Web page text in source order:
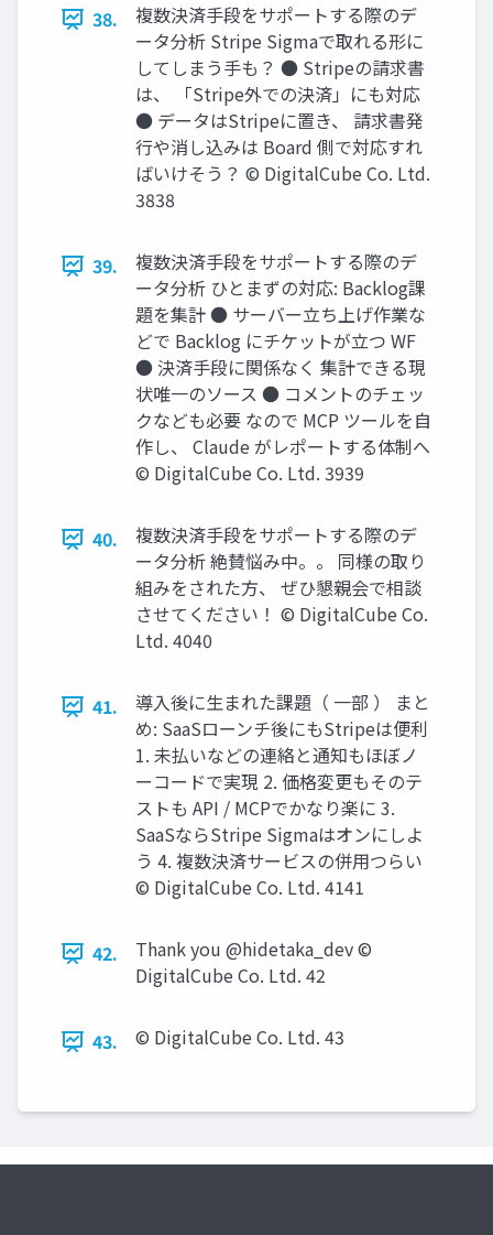
38.
複数決済⼿段をサポートする際のデ
ータ分析 Stripe Sigmaで取れる形に
してしまう⼿も？ ● Stripeの請求書
は、 「Stripe外での決済」にも対応
● データはStripeに置き、 請求書発
行や消し込みは Board 側で対応すれ
ばいけそう？ © DigitalCube Co. Ltd.
3838
39.
複数決済⼿段をサポートする際のデ
ータ分析 ひとまずの対応: Backlog課
題を集計 ● サーバー立ち上げ作業な
どで Backlog にチケットが立つ WF
● 決済手段に関係なく 集計できる現
状唯一のソース ● コメントのチェッ
クなども必要 なので MCP ツールを自
作し、 Claude がレポートする体制へ
© DigitalCube Co. Ltd. 3939
40.
複数決済⼿段をサポートする際のデ
ータ分析 絶賛悩み中。。 同様の取り
組みをされた⽅、 ぜひ懇親会で相談
させてください！ © DigitalCube Co.
Ltd. 4040
41.
導⼊後に⽣まれた課題（ ⼀部 ） まと
め: SaaSローンチ後にもStripeは便利
1. 未払いなどの連絡と通知もほぼノ
ーコードで実現 2. 価格変更もそのテ
ストも API / MCPでかなり楽に 3.
SaaSならStripe Sigmaはオンにしよ
う 4. 複数決済サービスの併⽤つらい
© DigitalCube Co. Ltd. 4141
42.
Thank you @hidetaka_dev ©
DigitalCube Co. Ltd. 42
43. © DigitalCube Co. Ltd. 43